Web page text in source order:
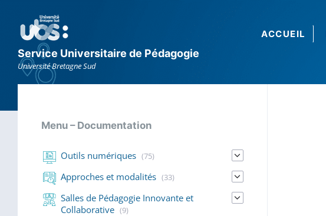
contenu
navigation
principale
footer
Service Universitaire de Pédagogie
Université Bretagne Sud
ACCUEIL
Menu – Documentation
Outils numériques (75)
Approches et modalités (33)
Salles de Pédagogie Innovante et
Collaborative (9)